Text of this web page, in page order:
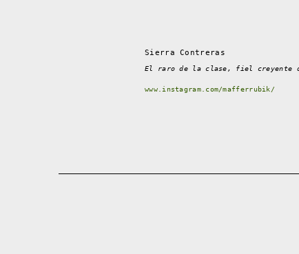
Sierra Contreras
El raro de la clase, fiel creyente
www.instagram.com/mafferrubik/